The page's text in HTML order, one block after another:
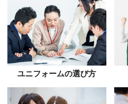
ユニフォームの選び方